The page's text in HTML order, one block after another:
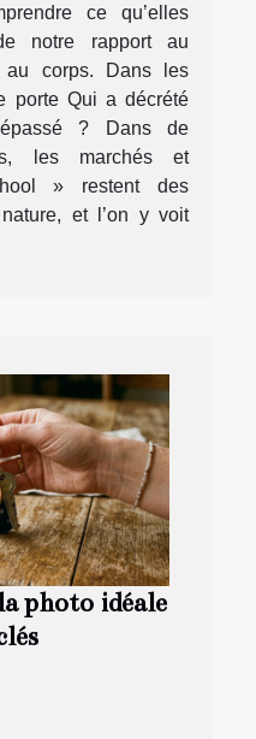
ce qu’elles
notre rapport au
corps. Dans les
porte Qui a décrété
? Dans de
les marchés et
» restent des
et l’on y voit
photo idéale